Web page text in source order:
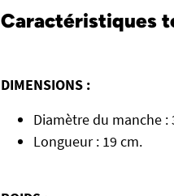
Caractéristiques
DIMENSIONS :
Diamètre du manche :
Longueur : 19 cm.